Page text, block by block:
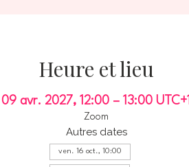
Heure et lieu
09 avr. 2027, 12:00 – 13:00 UTC+1
Zoom
Autres dates
ven. 16 oct., 10:00